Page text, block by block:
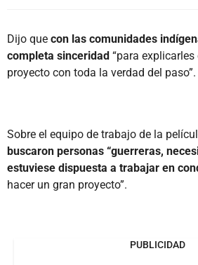
Dijo que con las comunidades
completa sinceridad “para
proyecto con toda la verdad del paso”.
Sobre el equipo de trabajo de la
buscaron personas “guerreras,
estuviese dispuesta a trabajar en
hacer un gran proyecto”.
PUBLICIDAD